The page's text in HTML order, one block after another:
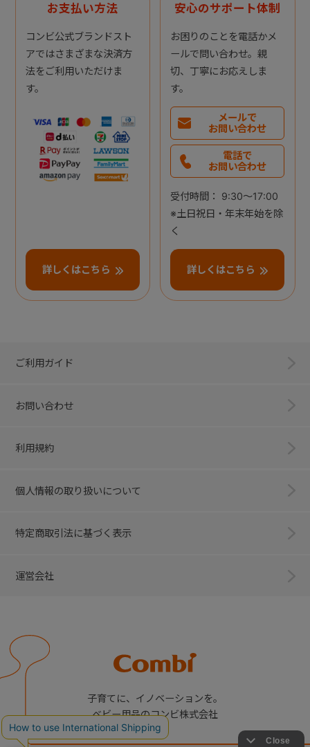
お支払い方法
コンビ公式ブランドスト
アではさまざまな決済方
法をご利用いただけま
す。
詳しくはこちら
安心のサポート体制
お困りのことを電話かメ
ールで問い合わせ。親
切、丁寧にお応えしま
す。
メールで
お問い合わせ
電話で
お問い合わせ
受付時間： 9:30～17:00
※土日祝日・年末年始を除
く
詳しくはこちら
ご利用ガイド
お問い合わせ
利用規約
個人情報の取り扱いについて
特定商取引法に基づく表示
運営会社
子育てに、イノベーションを。
ベビー用品のコンビ株式会社